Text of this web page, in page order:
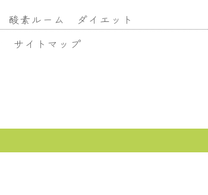
酸素ルーム
ダイエット
サイトマップ